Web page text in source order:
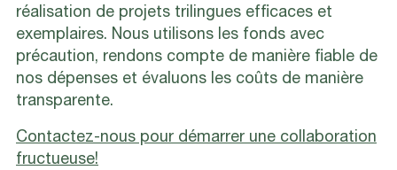
réalisation de projets trilingues efficaces et
exemplaires. Nous utilisons les fonds avec
précaution, rendons compte de manière fiable de
nos dépenses et évaluons les coûts de manière
transparente.
Contactez-nous pour démarrer une collaboration
fructueuse!